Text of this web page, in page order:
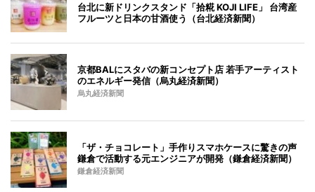
台北に新ドリンクスタンド「拾糀 KOJI LIFE」 台湾産
フルーツと日本の甘酒使う（台北経済新聞）
京都BALにスタバの新コンセプト店 若手アーティスト
のエネルギー発信（烏丸経済新聞）
烏丸経済新聞
「ザ・チョコレート」手作りスマホケースに驚きの声
鎌倉で活動する元エンジニアが開発（鎌倉経済新聞）
鎌倉経済新聞